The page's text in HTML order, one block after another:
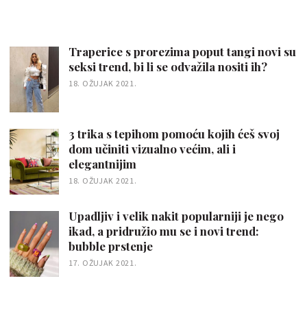
Traperice s prorezima poput tangi novi su
seksi trend, bi li se odvažila nositi ih?
18. OŽUJAK 2021.
3 trika s tepihom pomoću kojih ćeš svoj
dom učiniti vizualno većim, ali i
elegantnijim
18. OŽUJAK 2021.
Upadljiv i velik nakit popularniji je nego
ikad, a pridružio mu se i novi trend:
bubble prstenje
17. OŽUJAK 2021.